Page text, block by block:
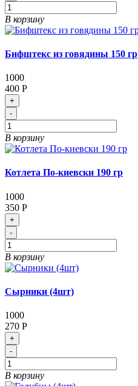
В корзину
Бифштекс из говядины 150 гр
1000
400 Р
+
-
В корзину
Котлета По-киевски 190 гр
1000
350 Р
+
-
В корзину
Сырники (4шт)
1000
270 Р
+
-
В корзину